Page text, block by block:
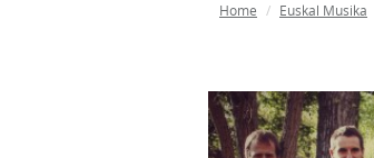
Home Euskal Musika